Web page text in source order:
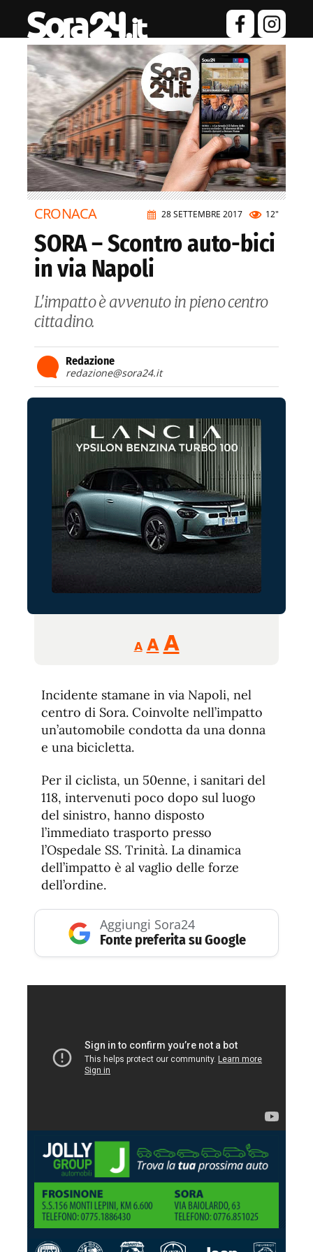
28 SETTEMBRE 2017 12"
CRONACA
SORA – Scontro auto-bici
in via Napoli
L'impatto è avvenuto in pieno centro
cittadino.
Redazione
redazione@sora24.it
A
Reducir
tamaño
A Restablecer
de
fuente
AAumentar
de
fuente.
Incidente stamane in via Napoli, nel
centro di Sora. Coinvolte nell’impatto
un’automobile condotta da una donna
e una bicicletta.
Per il ciclista, un 50enne, i sanitari del
118, intervenuti poco dopo sul luogo
del sinistro, hanno disposto
l’immediato trasporto presso
l’Ospedale SS. Trinità. La dinamica
dell’impatto è al vaglio delle forze
dell’ordine.
Aggiungi Sora24
Fonte preferita su Google